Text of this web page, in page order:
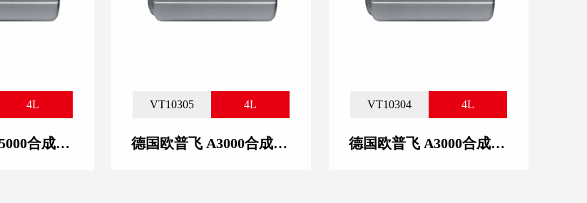
4L
德国欧普飞 A5000合成技术润滑油 5W-30
VT10305 4L
德国欧普飞 A3000合成技术润滑油 10W-40
VT10304 4L
德国欧普飞 A3000合成技术润滑油 5W-30